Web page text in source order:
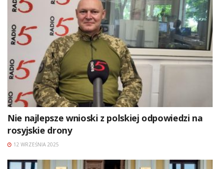
Nie najlepsze wnioski z polskiej odpowiedzi na
rosyjskie drony
12 WRZEŚNIA 2025